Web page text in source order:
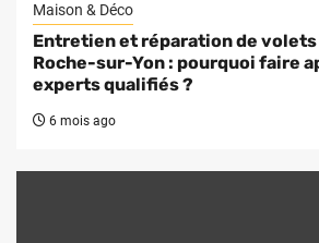
Maison & Déco
Entretien et réparation de volets
Roche-sur-Yon : pourquoi faire
experts qualifiés ?
6 mois ago